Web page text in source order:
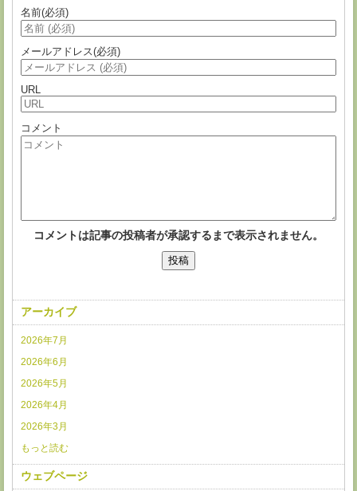
名前(必須)
メールアドレス(必須)
URL
コメント
コメントは記事の投稿者が承認するまで表示されません。
アーカイブ
2026年7月
2026年6月
2026年5月
2026年4月
2026年3月
もっと読む
ウェブページ